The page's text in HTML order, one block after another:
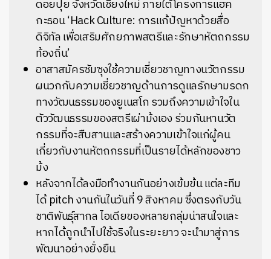
ดอยปุย จังหวัดเชียงใหม่ ภายใต้โครงการแฮค
กะธอน ‘Hack Culture: การแก้ปัญหาด้วยสื่อ
ดิจิทัล เพื่อเสริมศักยภาพสตรีและรักษาหัตถกรรม
ท้องถิ่น’
อาสาสมัครซัมซุงใช้ความเชี่ยวชาญทางนวัตกรรม
ผนวกกับความเชี่ยวชาญด้านการดูแลรักษามรดก
ทางวัฒนธรรมของยูเนสโก รวมถึงความเข้าใจใน
ตัววัฒนธรรมของสตรีเผ่าม้งเอง ร่วมกันหานวัต
กรรมที่จะสืบสานและสร้างความเข้าใจแก่ผู้คน
เกี่ยวกับงานหัตถกรรมที่เป็นรายได้หลักของชาว
ม้ง
หลังจากได้ลงมือทำงานกันอย่างเข้มข้น แต่ละทีม
ได้ pitch งานกันในวันที่ 9 สิงหาคม ซึ่งตรงกับวัน
ชาติพันธุ์สากล ไอเดียของหลายกลุ่มน่าสนใจและ
หากได้ถูกนำไปใช้จริงในระยะยาว จะนำมาสู่การ
พัฒนาอย่างยั่งยืน